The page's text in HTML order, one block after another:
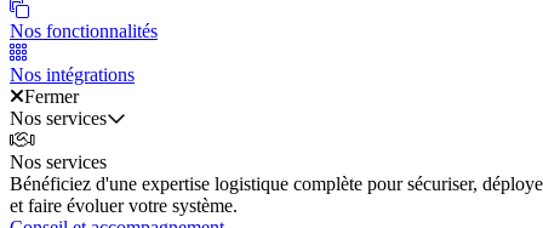
Nos fonctionnalités
Nos intégrations
Fermer
Nos services
Nos services
Bénéficiez d'une expertise logistique complète pour sécuriser,
et faire évoluer votre système.